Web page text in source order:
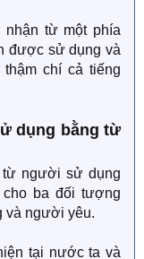
nhận từ một phía
được sử dụng và
chí cả tiếng
dụng bằng từ
từ người sử dụng
ba đối tượng
và người yêu.
tại nước ta và